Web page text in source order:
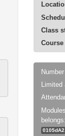
Class
belongs: